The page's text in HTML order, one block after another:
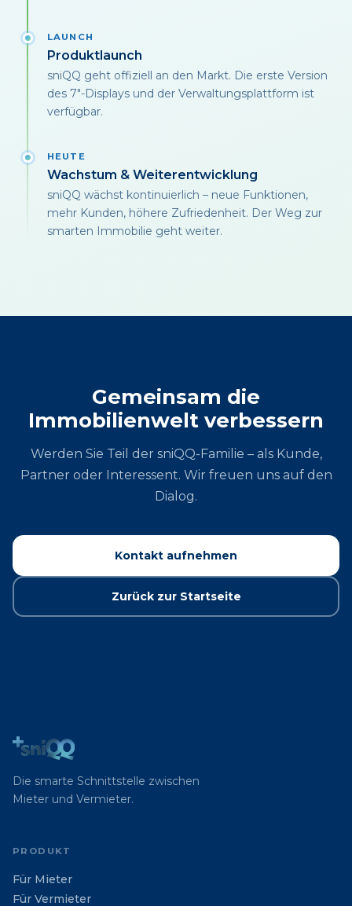
LAUNCH
Produktlaunch
sniQQ geht offiziell an den Markt. Die erste Version
des 7"-Displays und der Verwaltungsplattform ist
verfügbar.
HEUTE
Wachstum & Weiterentwicklung
sniQQ wächst kontinuierlich – neue Funktionen,
mehr Kunden, höhere Zufriedenheit. Der Weg zur
smarten Immobilie geht weiter.
Gemeinsam die
Immobilienwelt verbessern
Werden Sie Teil der sniQQ-Familie – als Kunde,
Partner oder Interessent. Wir freuen uns auf den
Dialog.
Kontakt aufnehmen
Zurück zur Startseite
Die smarte Schnittstelle zwischen
Mieter und Vermieter.
PRODUKT
Für Mieter
Für Vermieter